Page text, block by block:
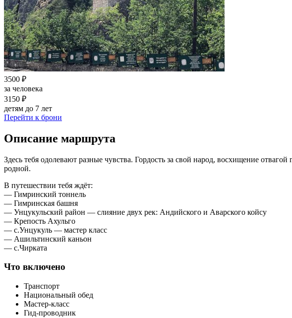
3500 ₽
за человека
3150 ₽
детям до 7 лет
Перейти к брони
Описание маршрута
Здесь тебя одолевают разные чувства. Гордость за свой народ, восхищение
родной.
В путешествии тебя ждёт:
— Гимринский тоннель
— Гимринская башня
— Унцукульский район — слияние двух рек: Андийского и Аварского койсу
— Крепость Ахульго
— с.Унцукуль — мастер класс
— Ашильтинский каньон
— с.Чирката
Что включено
Транспорт
Национальный обед
Мастер-класс
Гид-проводник